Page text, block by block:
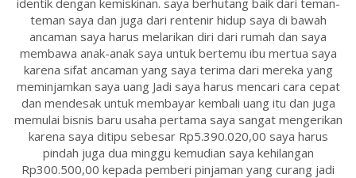
identik dengan kemiskinan. saya berhutang baik dari teman-
teman saya dan juga dari rentenir hidup saya di bawah
ancaman saya harus melarikan diri dari rumah dan saya
membawa anak-anak saya untuk bertemu ibu mertua saya
karena sifat ancaman yang saya terima dari mereka yang
meminjamkan saya uang Jadi saya harus mencari cara cepat
dan mendesak untuk membayar kembali uang itu dan juga
memulai bisnis baru usaha pertama saya sangat mengerikan
karena saya ditipu sebesar Rp5.390.020,00 saya harus
pindah juga dua minggu kemudian saya kehilangan
Rp300.500,00 kepada pemberi pinjaman yang curang jadi